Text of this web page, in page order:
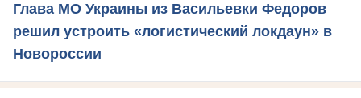
Глава МО Украины из Васильевки Федоров
решил устроить «логистический локдаун» в
Новороссии